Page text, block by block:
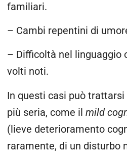
familiari.
– Cambi repentini di
– Difficoltà nel linguaggio
volti noti.
In questi casi può
più seria, come il mild
(lieve deterioramento
raramente, di un disturbo